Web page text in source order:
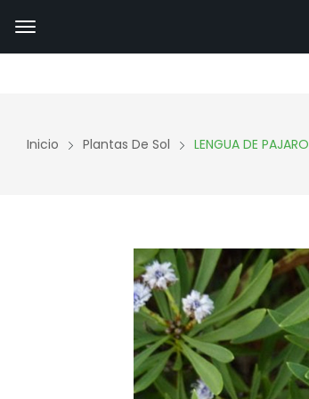
Inicio Plantas De Sol LENGUA DE PAJARO